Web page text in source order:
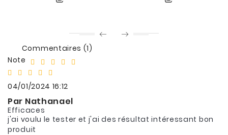
Commentaires (1)
Note
04/01/2024 16:12
Par Nathanael
Efficaces
j'ai voulu le tester et j'ai des résultat intéressant bon
produit